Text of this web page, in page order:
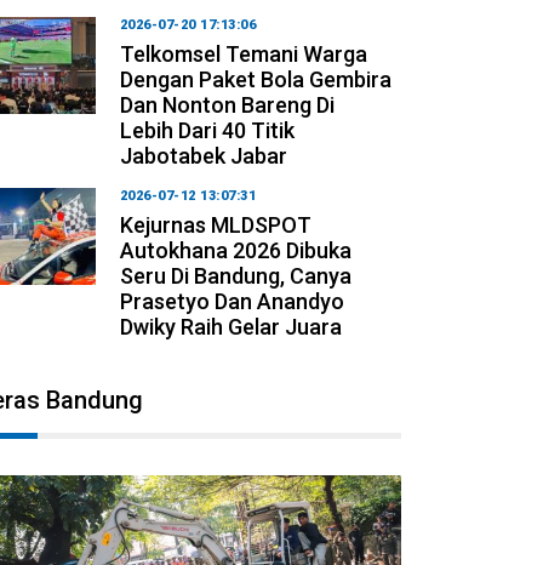
2026-07-20 17:13:06
Telkomsel Temani Warga
Dengan Paket Bola Gembira
Dan Nonton Bareng Di
Lebih Dari 40 Titik
Jabotabek Jabar
2026-07-12 13:07:31
Kejurnas MLDSPOT
Autokhana 2026 Dibuka
Seru Di Bandung, Canya
Prasetyo Dan Anandyo
Dwiky Raih Gelar Juara
Bandung